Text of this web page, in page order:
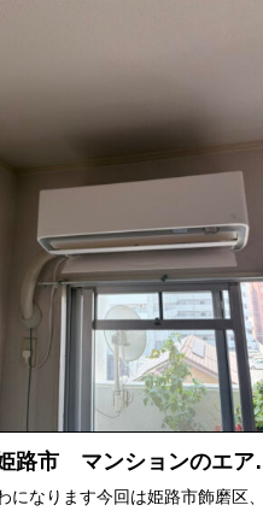
路市 マンションのエアコンをダイキンRXへ交換
になります今回は姫路市飾磨区